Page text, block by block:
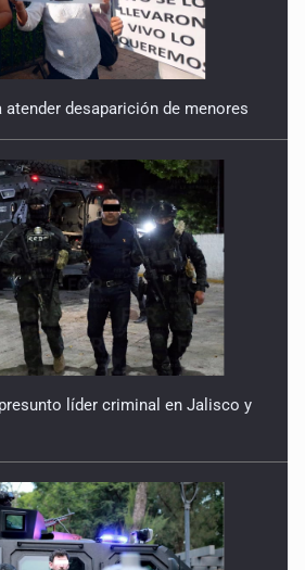
desaparición de menores
presunto líder criminal en Jalisco y